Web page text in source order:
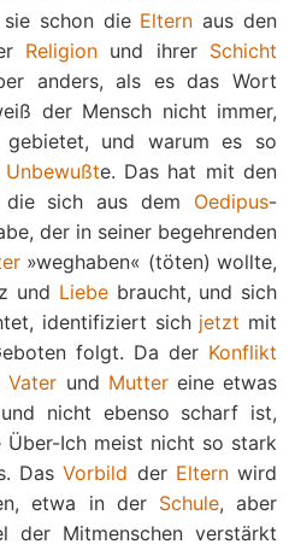
schon die Eltern aus den
Religion und ihrer Schicht
anders, als es das Wort
der Mensch nicht immer,
und warum es so
Unbewußte. Das hat mit den
sich aus dem Oedipus-
der in seiner begehrenden
»weghaben« (töten) wollte,
und Liebebraucht, und sich
identifiziert sich jetzt mit
folgt. Da der Konflikt
Vater und Muttereine etwas
nicht ebenso scharf ist,
Ich meist nicht so stark
DasVorbild der Elternwird
etwa in der Schule, aber
der Mitmenschen verstärkt